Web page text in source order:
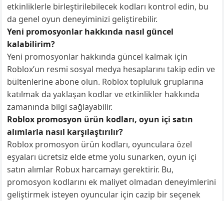
etkinliklerle birleştirilebilecek kodları kontrol edin, bu
da genel oyun deneyiminizi geliştirebilir.
Yeni promosyonlar hakkında nasıl güncel
kalabilirim?
Yeni promosyonlar hakkında güncel kalmak için
Roblox’un resmi sosyal medya hesaplarını takip edin ve
bültenlerine abone olun. Roblox topluluk gruplarına
katılmak da yaklaşan kodlar ve etkinlikler hakkında
zamanında bilgi sağlayabilir.
Roblox promosyon ürün kodları, oyun içi satın
alımlarla nasıl karşılaştırılır?
Roblox promosyon ürün kodları, oyunculara özel
eşyaları ücretsiz elde etme yolu sunarken, oyun içi
satın alımlar Robux harcamayı gerektirir. Bu,
promosyon kodlarını ek maliyet olmadan deneyimlerini
geliştirmek isteyen oyuncular için cazip bir seçenek